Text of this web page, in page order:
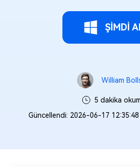
ŞİMDİ
William
5 dakika
Güncellendi: 2026-06-17